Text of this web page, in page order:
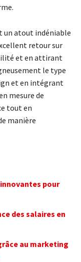
un atout indéniable
retour sur
et en attirant
le type
et en intégrant
mesure de
tout en
manière
pour
des salaires en
au marketing